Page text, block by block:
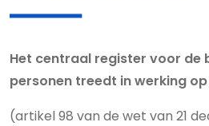
Het centraal register voor de
personen treedt in werking op
(artikel 98 van de wet van 21